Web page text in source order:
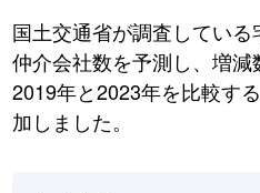
国土交通省が調査してい
仲介会社数を予測し、増減
2019年と2023年を比較す
加しました。